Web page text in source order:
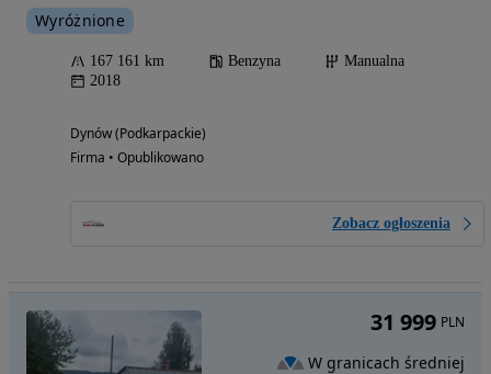
Wyróżnione
167 161 km Benzyna
Manualna
2018
Dynów (Podkarpackie)
Firma • Opublikowano
Zobacz ogłoszenia
31 999 PLN
W granicach średniej